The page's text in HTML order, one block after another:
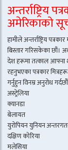
अन्तर्राष्ट्रिय
अमेरिकाको
हामीले अन्तर्राष्ट्रिय
बिस्तार गरिसकेका छौं।
देश हरूमा तत्काल आफ्ना
रहनुभएका पत्रकार
गर्नुहुन विनम्र अनुरोध
अस्ट्रेलिया
क्यानडा
बेलायत
युरोपियन युनियन
दक्षिण कोरिया
मलेसिया